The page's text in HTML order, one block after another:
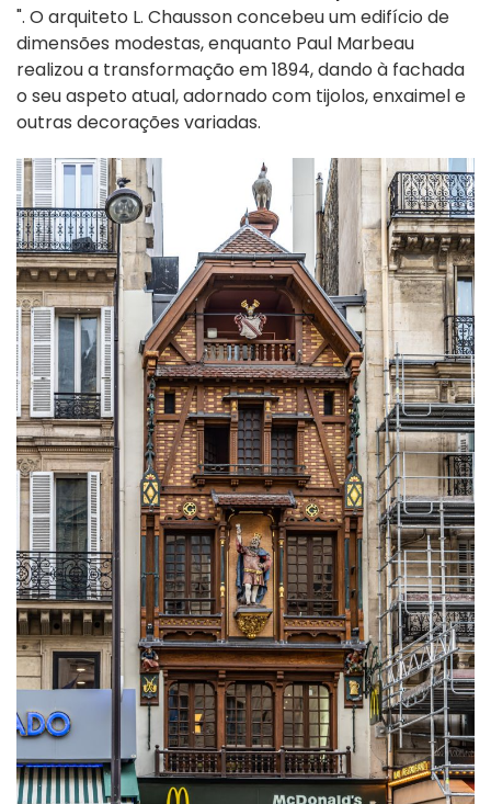
". O arquiteto L. Chausson concebeu um edifício de
dimensões modestas, enquanto Paul Marbeau
realizou a transformação em 1894, dando à fachada
o seu aspeto atual, adornado com tijolos, enxaimel e
outras decorações variadas.